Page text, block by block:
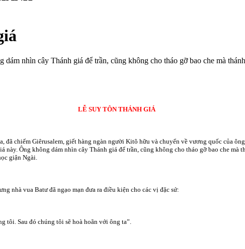
nhìn cây Thánh giá để trần, cũng không cho tháo gỡ bao che mà
LỄ SUY TÔN THÁNH GIÁ
đã chiếm Giêrusalem, giết hàng ngàn người Kitô hữu và chuyển về vương quốc của
Ông không dám nhìn cây Thánh giá để trần, cũng không cho tháo gỡ bao che
giận Ngài.
nhà vua Batư đã ngạo mạn đưa ra điều kiện cho các vị đặc sứ:
tôi. Sau đó chúng tôi sẽ hoà hoãn với ông ta”.